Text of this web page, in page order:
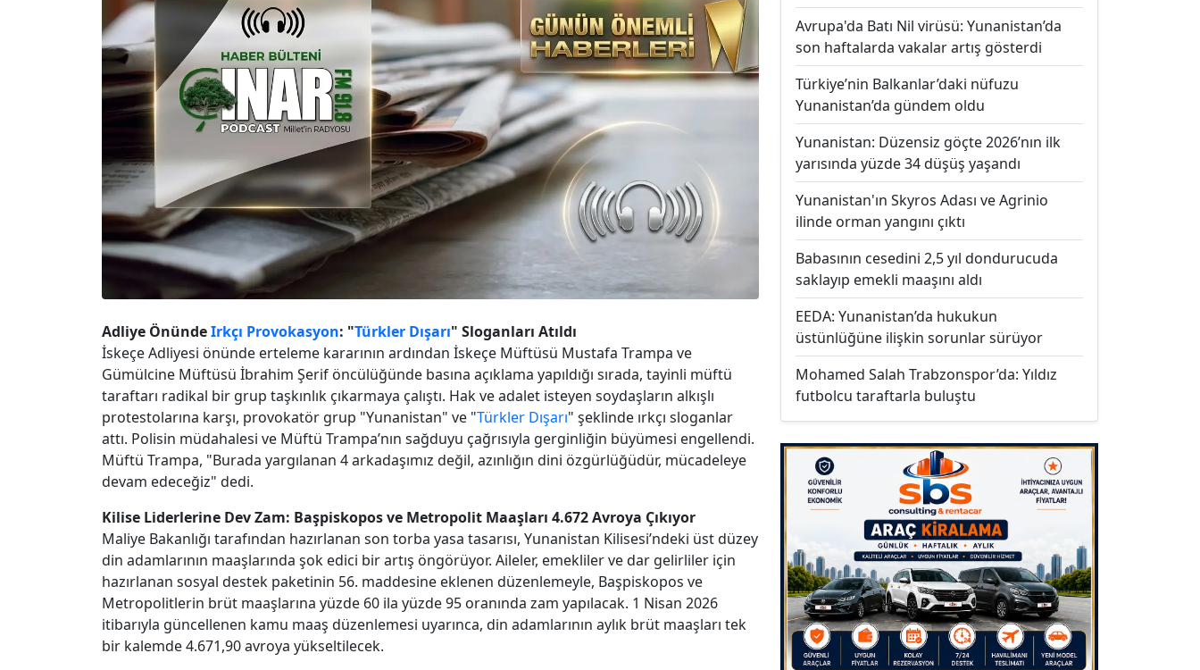
Adliye ÖnündeIrkçı Provokasyon: "Türkler Dışarı" Sloganları Atıldı
İskeçe Adliyesi önünde erteleme kararının ardından İskeçe Müftüsü Mustafa Trampa ve
Gümülcine Müftüsü İbrahim Şerif öncülüğünde basına açıklama yapıldığı sırada, tayinli müftü
taraftarı radikal bir grup taşkınlık çıkarmaya çalıştı. Hak ve adalet isteyen soydaşların alkışlı
protestolarına karşı, provokatör grup "Yunanistan" ve "Türkler Dışarı" şeklinde ırkçı sloganlar
attı. Polisin müdahalesi ve Müftü Trampa’nın sağduyu çağrısıyla gerginliğin büyümesi engellendi.
Müftü Trampa, "Burada yargılanan 4 arkadaşımız değil, azınlığın dini özgürlüğüdür, mücadeleye
devam edeceğiz" dedi.
Kilise Liderlerine Dev Zam: Başpiskopos ve Metropolit Maaşları 4.672 Avroya Çıkıyor
Maliye Bakanlığı tarafından hazırlanan son torba yasa tasarısı, Yunanistan Kilisesi’ndeki üst düzey
din adamlarının maaşlarında şok edici bir artış öngörüyor. Aileler, emekliler ve dar gelirliler için
hazırlanan sosyal destek paketinin 56. maddesine eklenen düzenlemeyle, Başpiskopos ve
Metropolitlerin brüt maaşlarına yüzde 60 ila yüzde 95 oranında zam yapılacak. 1 Nisan 2026
itibarıyla güncellenen kamu maaş düzenlemesi uyarınca, din adamlarının aylık brüt maaşları tek
bir kalemde 4.671,90 avroya yükseltilecek.
Avrupa'da Batı Nil virüsü: Yunanistan’da
son haftalarda vakalar artış gösterdi
Türkiye’nin Balkanlar’daki nüfuzu
Yunanistan’da gündem oldu
Yunanistan: Düzensiz göçte 2026’nın ilk
yarısında yüzde 34 düşüş yaşandı
Yunanistan'ın Skyros Adası ve Agrinio
ilinde orman yangını çıktı
Babasının cesedini 2,5 yıl dondurucuda
saklayıp emekli maaşını aldı
EEDA: Yunanistan’da hukukun
üstünlüğüne ilişkin sorunlar sürüyor
Mohamed Salah Trabzonspor’da: Yıldız
futbolcu taraftarla buluştu